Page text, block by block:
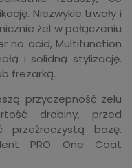
Niezwykle trwały i
żel w połączeniu
no acid, Multifunction
i solidną stylizację.
frezarką.
przyczepność żelu
drobiny, przed
przeźroczystą bazę.
PRO One Coat